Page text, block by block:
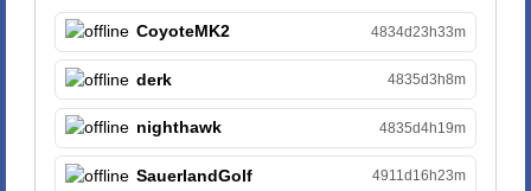
CoyoteMK2 4834d23h33m
derk 4835d3h8m
nighthawk 4835d4h19m
SauerlandGolf 4911d16h23m